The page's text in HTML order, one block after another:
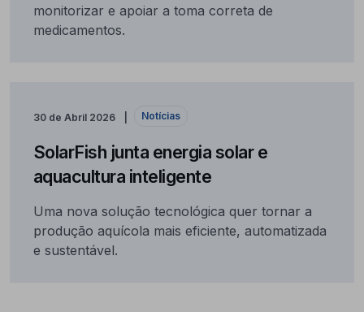
monitorizar e apoiar a toma correta de
medicamentos.
30 de Abril 2026 Notícias
SolarFish junta energia solar e
aquacultura inteligente
Uma nova solução tecnológica quer tornar a
produção aquícola mais eficiente, automatizada
e sustentável.